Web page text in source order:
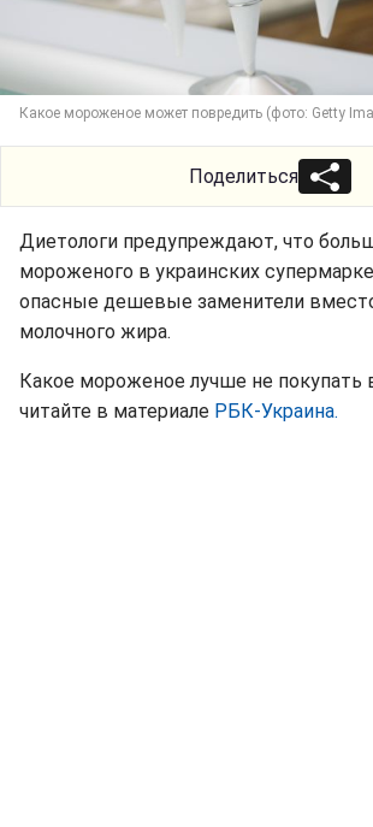
Какое мороженое может повредить (фото: Getty
Поделиться
Диетологи предупреждают, что
мороженого в украинских
опасные дешевые заменители
молочного жира.
Какое мороженое лучше не покупать
читайте в материале РБК-Украина.